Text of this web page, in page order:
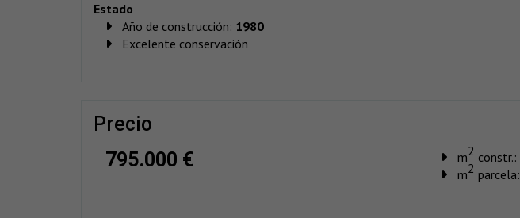
Estado
Año de construcción: 1980
Excelente conservación
precio
795.000 €
m2 constr.:
m2 parcela: